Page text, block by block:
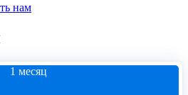
нам
1 месяц